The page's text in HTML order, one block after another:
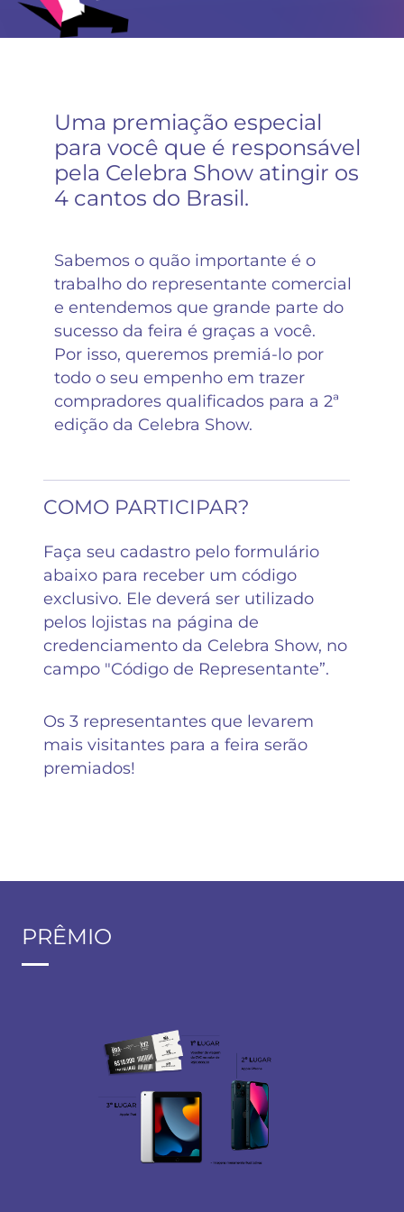
Uma premiação especial
para você que é responsável
pela Celebra Show atingir os
4 cantos do Brasil.
Sabemos o quão importante é o
trabalho do representante comercial
e entendemos que grande parte do
sucesso da feira é graças a você.
Por isso, queremos premiá-lo por
todo o seu empenho em trazer
compradores qualificados para a 2ª
edição da Celebra Show.
COMO PARTICIPAR?
Faça seu cadastro pelo formulário
abaixo para receber um código
exclusivo. Ele deverá ser utilizado
pelos lojistas na página de
credenciamento da Celebra Show, no
campo "Código de Representante”.
Os 3 representantes que levarem
mais visitantes para a feira serão
premiados!
PRÊMIO